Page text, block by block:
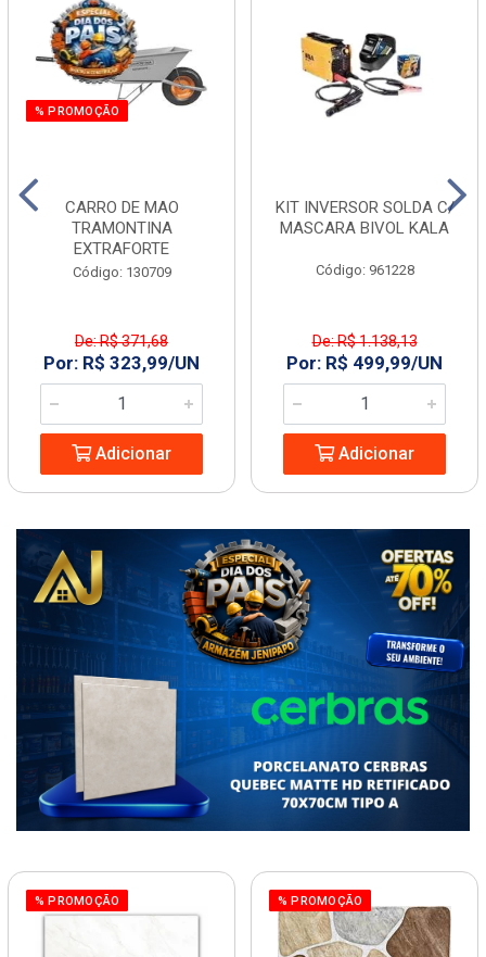
% PROMOÇÃO
CARRO DE MAO
TRAMONTINA
EXTRAFORTE
Código: 130709
De: R$ 371,68
Por: R$ 323,99/UN
Adicionar
KIT INVERSOR SOLDA C/
MASCARA BIVOL KALA
Código: 961228
De: R$ 1.138,13
Por: R$ 499,99/UN
Adicionar
% PROMOÇÃO % PROMOÇÃO